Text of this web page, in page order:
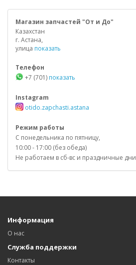
Магазин запчастей "От и До"
Казахстан
г. Астана,
улица показать
Телефон
+7 (701) показать
Instagram
otido.zapchasti.astana
Режим работы
С понедельника по пятницу,
10:00 - 17:00 (без обеда)
Не работаем в сб-вс и праздничные дни
Информация
О нас
Служба поддержки
Контакты